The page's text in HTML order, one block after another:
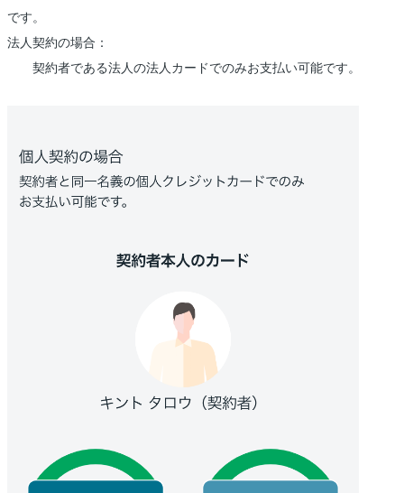
です。
法人契約の場合：
契約者である法人の法人カードでのみお支払い可能です。